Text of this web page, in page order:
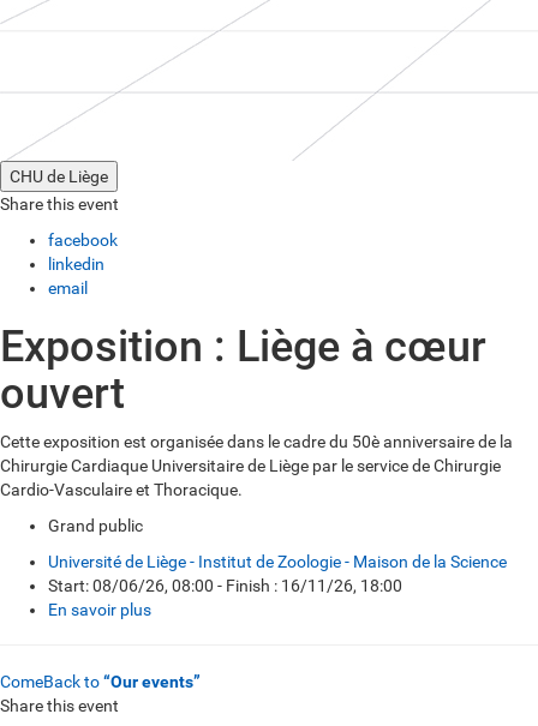
CHU de Liège
Share this event
facebook
linkedin
email
Exposition : Liège à cœur
ouvert
Cette exposition est organisée dans le cadre du 50è anniversaire de la
Chirurgie Cardiaque Universitaire de Liège par le service de Chirurgie
Cardio-Vasculaire et Thoracique.
Grand public
Université de Liège - Institut de Zoologie - Maison de la Science
Start: 08/06/26, 08:00 - Finish : 16/11/26, 18:00
En savoir plus
ComeBack to“Our events”
Share this event